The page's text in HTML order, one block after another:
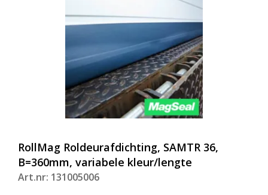
RollMag Roldeurafdichting, SAMTR 36,
B=360mm, variabele kleur/lengte
Art.nr: 131005006